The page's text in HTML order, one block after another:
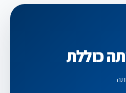
כוללת